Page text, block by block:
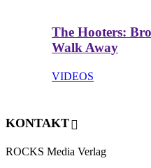
The Hooters:
Walk Away
VIDEOS
KONTAKT
ROCKS Media Verlag